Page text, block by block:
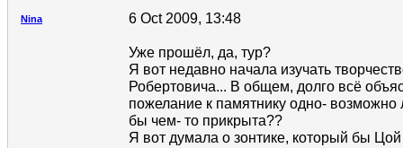
Nina 6 Oct 2009, 13:48
Уже прошёл, да, тур?
Я вот недавно начала изучать
Робертовича... В общем, долго всё
пожелание к памятнику одно- возможно
бы чем- то прикрыта??
Я вот думала о зонтике, который бы